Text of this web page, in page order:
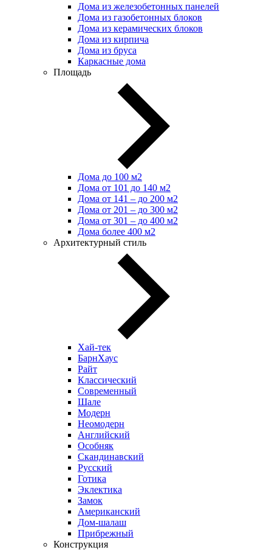
Дома из железобетонных панелей
Дома из газобетонных блоков
Дома из керамических блоков
Дома из кирпича
Дома из бруса
Каркасные дома
Площадь
Дома до 100 м2
Дома от 101 до 140 м2
Дома от 141 – до 200 м2
Дома от 201 – до 300 м2
Дома от 301 – до 400 м2
Дома более 400 м2
Архитектурный стиль
Хай-тек
БарнХаус
Райт
Классический
Современный
Шале
Модерн
Неомодерн
Английский
Особняк
Скандинавский
Русский
Готика
Эклектика
Замок
Американский
Дом-шалаш
Прибрежный
Конструкция